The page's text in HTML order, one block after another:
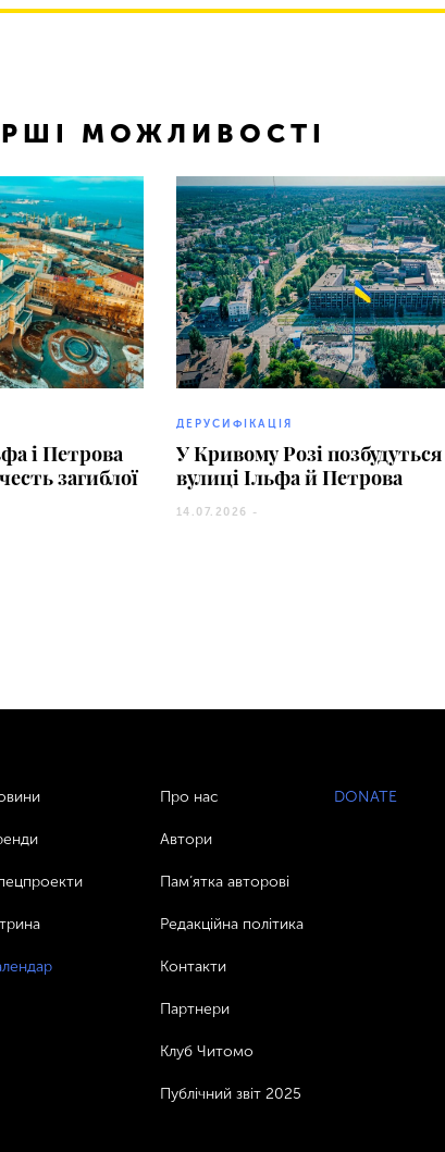
МОЖЛИВОСТІ
і Петрова
загиблої
ДЕРУСИФІКАЦІЯ
У Кривому Розі позбудуться
вулиці Ільфа й Петрова
14.07.2026 -
Про нас
Автори
Пам’ятка авторові
Редакційна політика
Контакти
Партнери
Клуб Читомо
Публічний звіт 2025
DONATE